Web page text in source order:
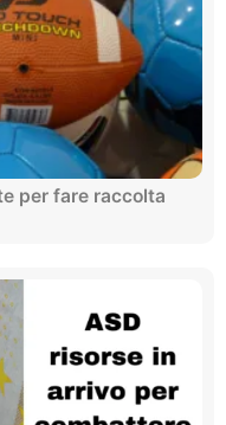
per fare raccolta